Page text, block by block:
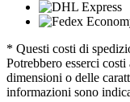
* Questi costi di
Potrebbero esserci
dimensioni o delle
informazioni sono